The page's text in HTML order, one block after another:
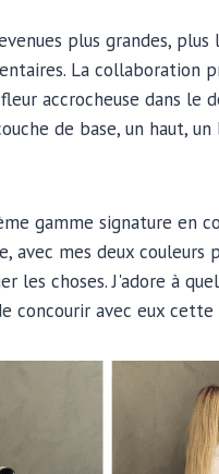
plus grandes,
La collaboration
accrocheuse dans le
de base, un haut,
gamme signature en
mes deux
les choses. J'adore à
avec eux cette